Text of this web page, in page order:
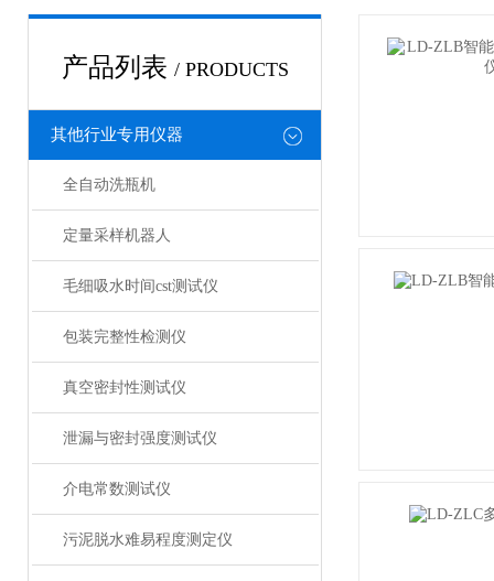
产品列表 / PRODUCTS
其他行业专用仪器
全自动洗瓶机
定量采样机器人
毛细吸水时间cst测试仪
包装完整性检测仪
真空密封性测试仪
泄漏与密封强度测试仪
介电常数测试仪
污泥脱水难易程度测定仪